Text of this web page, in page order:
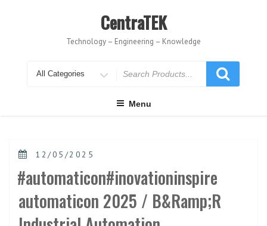
CentraTEK
Technology – Engineering – Knowledge
for
Menu
POSTED
12/05/2025
#automaticon#inovationinspire
automaticon 2025 / B&Ramp;R